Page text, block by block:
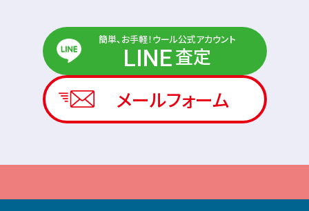
簡単、お手軽！ウール公式アカウント
LINE査定
メールフォーム